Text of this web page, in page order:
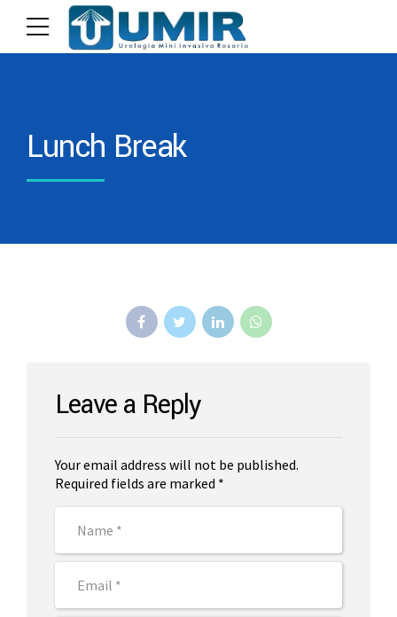
Lunch Break
Leave a Reply
Your email address will not be published.
Required fields are marked *